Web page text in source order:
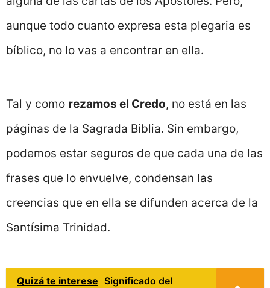
aunque todo cuanto expresa esta plegaria es
bíblico, no lo vas a encontrar en ella.
Tal y como rezamos el Credo, no está en las
páginas de la Sagrada Biblia. Sin embargo,
podemos estar seguros de que cada una de las
frases que lo envuelve, condensan las
creencias que en ella se difunden acerca de la
Santísima Trinidad.
Quizá te interese Significado del